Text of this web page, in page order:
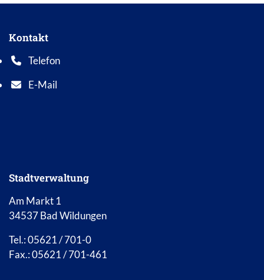
Kontakt
Telefon
Telefonnummer: 0 5 6 2 1 7 0 1 0
E-Mail
E-Mail Adresse: info@bad-wildungen.de
Stadtverwaltung
Am Markt 1
34537 Bad Wildungen
Tel.: 05621 / 701-0
Fax.: 05621 / 701-461